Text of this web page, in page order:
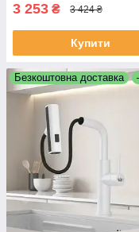
3 253 ₴ 3 424 ₴
Купити
Безкоштовна доставка